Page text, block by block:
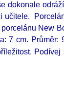
dokonale
učitele.
New
7 cm. Průměr: